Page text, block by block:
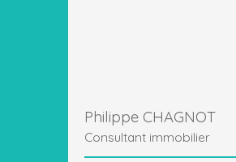
Philippe CHAGNOT
Consultant immobilier